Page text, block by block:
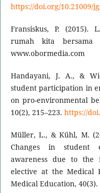
https://doi.org/10.21009/
Fransiskus, P. (2015).
rumah kita bersama
www.obormedia.com
Handayani, J. A., &
student participation in
on pro-environmental
10(2), 215–223. https://
Müller, L., & Kühl, M.
Changes in student
awareness due to the
elective at the Medical
Medical Education, 40(3).